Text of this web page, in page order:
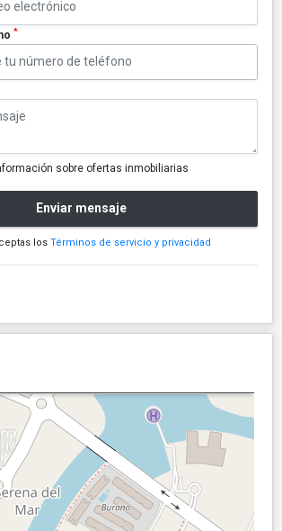
*
sobre ofertas inmobiliarias
Enviar mensaje
los Términos de servicio y privacidad